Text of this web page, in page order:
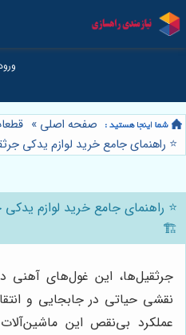
صفحه اصلی »
⭐️ راهنمای جامع خرید لوازم یدکی
⭐️ راهنمای جامع خرید لوازم
🏗️
جرثقیل‌ها، این غول‌های
نقشی حیاتی در جابجایی و
عملکرد بی‌نقص این